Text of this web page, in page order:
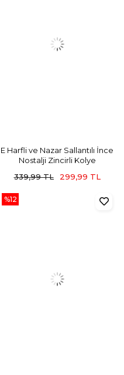
E Harfli ve Nazar Sallantılı İnce
Nostalji Zincirli Kolye
339,99 TL
299,99 TL
%12